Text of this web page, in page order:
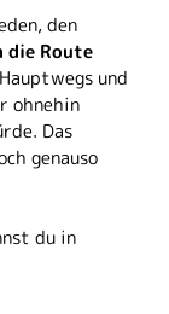
den
die Route
und
ohnehin
Das
genauso
du in